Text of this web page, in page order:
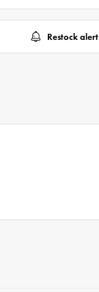
Restock alert